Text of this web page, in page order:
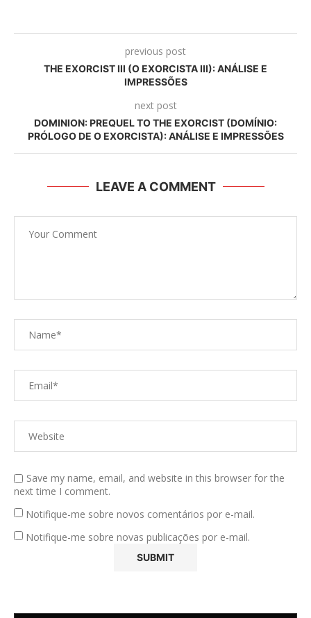
previous post
THE EXORCIST III (O EXORCISTA III): ANÁLISE E
IMPRESSÕES
next post
DOMINION: PREQUEL TO THE EXORCIST (DOMÍNIO:
PRÓLOGO DE O EXORCISTA): ANÁLISE E IMPRESSÕES
LEAVE A COMMENT
Save my name, email, and website in this browser for the
next time I comment.
Notifique-me sobre novos comentários por e-mail.
Notifique-me sobre novas publicações por e-mail.